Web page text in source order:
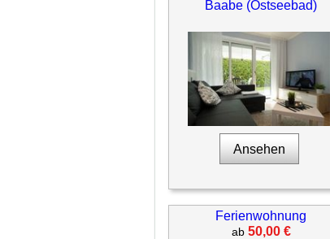
Baabe (Ostseebad)
Ansehen
Ferienwohnung
ab 50,00 €